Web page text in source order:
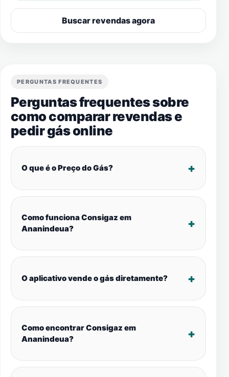
Buscar revendas agora
PERGUNTAS FREQUENTES
Perguntas frequentes sobre
como comparar revendas e
pedir gás online
O que é o Preço do Gás?
Como funciona Consigaz em
Ananindeua?
O aplicativo vende o gás diretamente?
Como encontrar Consigaz em
Ananindeua?